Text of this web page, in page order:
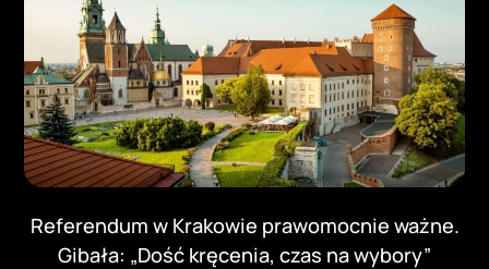
Referendum w Krakowie prawomocnie ważne.
Gibała: „Dość kręcenia, czas na wybory”